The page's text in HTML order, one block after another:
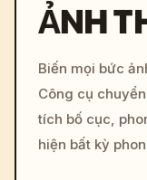
ẢNH
Biến mọi bức
Công cụ
tích bố cục,
hiện bất kỳ